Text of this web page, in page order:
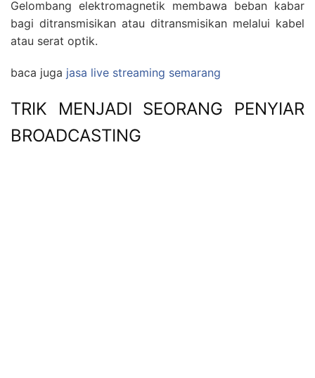
Gelombang elektromagnetik membawa beban kabar
bagi ditransmisikan atau ditransmisikan melalui kabel
atau serat optik.
baca juga jasa live streaming semarang
TRIK MENJADI SEORANG PENYIAR
BROADCASTING